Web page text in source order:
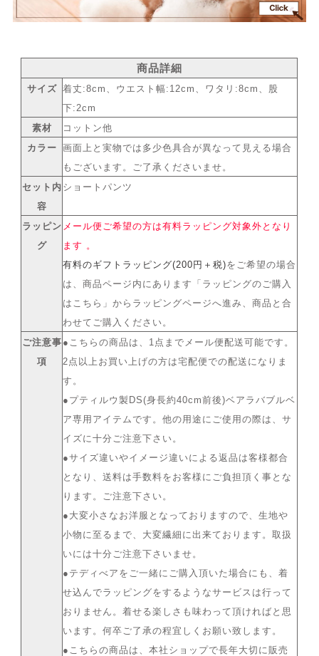
商品詳細
サイズ 着丈:8cm、ウエスト幅:12cm、ワタリ:8cm、股
下:2cm
素材
コットン他
カラー
画面上と実物では多少色具合が異なって見える場合
もございます。ご了承くださいませ。
セット内
容
ショートパンツ
ラッピン
グ
メール便ご希望の方は有料ラッピング対象外となり
ます 。
有料のギフトラッピング(200円＋税)をご希望の場合
は、商品ページ内にあります「ラッピングのご購入
はこちら」からラッピングページへ進み、商品と合
わせてご購入ください。
ご注意事
項
●こちらの商品は、1点までメール便配送可能です。
2点以上お買い上げの方は宅配便での配送になりま
す。
●プティルウ製DS(身長約40cm前後)ベアラバブルベ
ア専用アイテムです。他の用途にご使用の際は、サ
イズに十分ご注意下さい。
●サイズ違いやイメージ違いによる返品は客様都合
となり、送料は手数料をお客様にご負担頂く事とな
ります。ご注意下さい。
●大変小さなお洋服となっておりますので、生地や
小物に至るまで、大変繊細に出来ております。取扱
いには十分ご注意下さいませ。
●テディべアをご一緒にご購入頂いた場合にも、着
せ込んでラッピングをするようなサービスは行って
おりません。着せる楽しさも味わって頂ければと思
います。何卒ご了承の程宜しくお願い致します。
●こちらの商品は、本社ショップで長年大切に販売